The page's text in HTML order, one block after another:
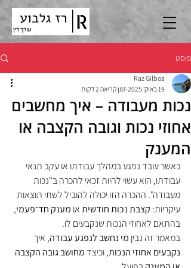
פוסט
נכות מעבודה – איך מחשבים
אחוזי נכות וגובה הקצבה או
המענק
Raz Gilboa
19 באוק׳ 2025
זמן קריאה 2 דקות
כאשר עובד נפגע במהלך עבודתו או עקב תנאי
עבודתו, הוא עשוי להיות זכאי להכרה ב"נכות
מעבודה". ההכרה הזו יכולה להוביל לשתי תוצאות
עיקריות: קצבת נכות חודשית או מענק חד־פעמי,
בהתאם לאחוזי הנכות שנקבעים לו.
במאמר זה נבין מי נחשב לנפגע עבודה, איך
נקבעים אחוזי הנכות, וכיצד מחושב גובה הקצבה